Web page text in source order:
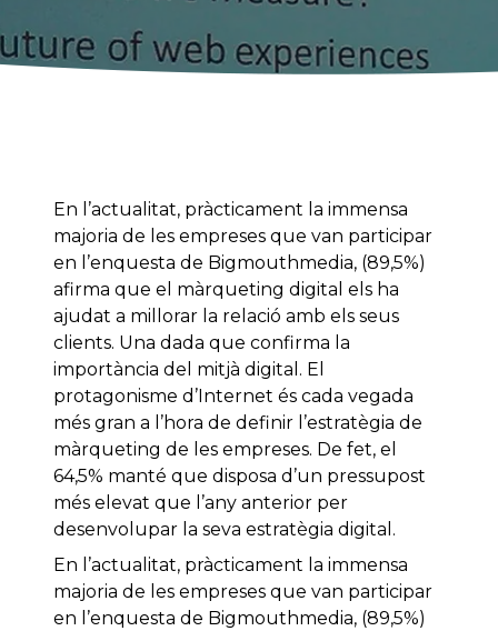
En l’actualitat, pràcticament la immensa
majoria de les empreses que van participar
en l’enquesta de Bigmouthmedia, (89,5%)
afirma que el màrqueting digital els ha
ajudat a millorar la relació amb els seus
clients. Una dada que confirma la
importància del mitjà digital. El
protagonisme d’Internet és cada vegada
més gran a l’hora de definir l’estratègia de
màrqueting de les empreses. De fet, el
64,5% manté que disposa d’un pressupost
més elevat que l’any anterior per
desenvolupar la seva estratègia digital.
En l’actualitat, pràcticament la immensa
majoria de les empreses que van participar
en l’enquesta de Bigmouthmedia, (89,5%)